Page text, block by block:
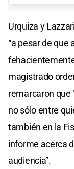
Urquiza y
“a pesar de que
magistrado
remarcaron que
no sólo entre
también en la
informe acerca
audiencia”.